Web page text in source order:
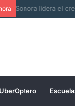
Muere hombre
UberOptero